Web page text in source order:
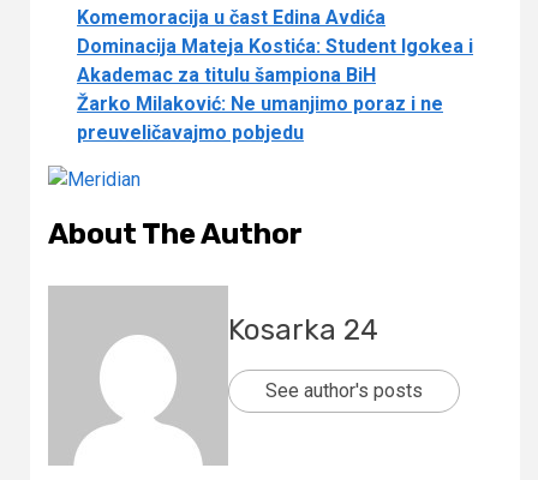
Komemoracija u čast Edina Avdića
Dominacija Mateja Kostića: Student Igokea i
Akademac za titulu šampiona BiH
Žarko Milaković: Ne umanjimo poraz i ne
preuveličavajmo pobjedu
About The Author
Kosarka 24
See author's posts